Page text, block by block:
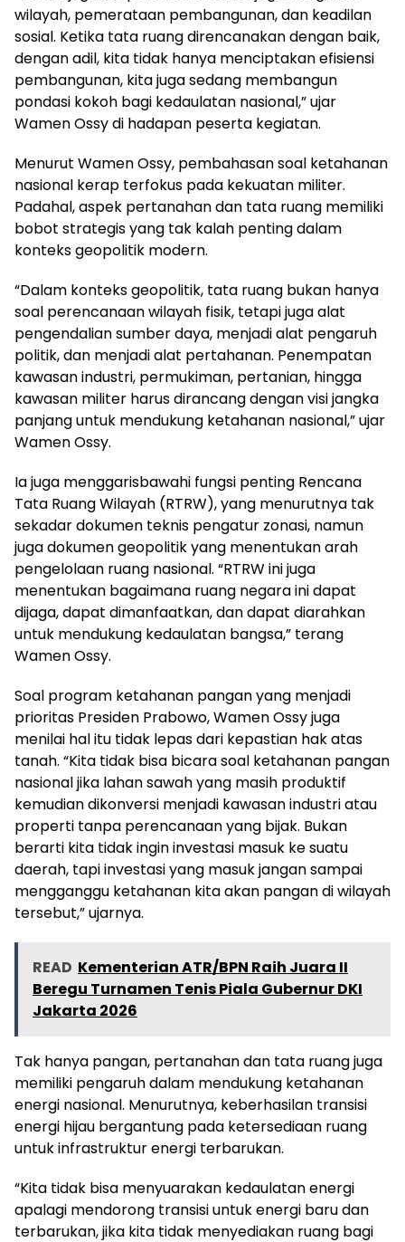
wilayah, pemerataan pembangunan, dan keadilan
sosial. Ketika tata ruang direncanakan dengan baik,
dengan adil, kita tidak hanya menciptakan efisiensi
pembangunan, kita juga sedang membangun
pondasi kokoh bagi kedaulatan nasional,” ujar
Wamen Ossy di hadapan peserta kegiatan.
Menurut Wamen Ossy, pembahasan soal ketahanan
nasional kerap terfokus pada kekuatan militer.
Padahal, aspek pertanahan dan tata ruang memiliki
bobot strategis yang tak kalah penting dalam
konteks geopolitik modern.
“Dalam konteks geopolitik, tata ruang bukan hanya
soal perencanaan wilayah fisik, tetapi juga alat
pengendalian sumber daya, menjadi alat pengaruh
politik, dan menjadi alat pertahanan. Penempatan
kawasan industri, permukiman, pertanian, hingga
kawasan militer harus dirancang dengan visi jangka
panjang untuk mendukung ketahanan nasional,” ujar
Wamen Ossy.
Ia juga menggarisbawahi fungsi penting Rencana
Tata Ruang Wilayah (RTRW), yang menurutnya tak
sekadar dokumen teknis pengatur zonasi, namun
juga dokumen geopolitik yang menentukan arah
pengelolaan ruang nasional. “RTRW ini juga
menentukan bagaimana ruang negara ini dapat
dijaga, dapat dimanfaatkan, dan dapat diarahkan
untuk mendukung kedaulatan bangsa,” terang
Wamen Ossy.
Soal program ketahanan pangan yang menjadi
prioritas Presiden Prabowo, Wamen Ossy juga
menilai hal itu tidak lepas dari kepastian hak atas
tanah. “Kita tidak bisa bicara soal ketahanan pangan
nasional jika lahan sawah yang masih produktif
kemudian dikonversi menjadi kawasan industri atau
properti tanpa perencanaan yang bijak. Bukan
berarti kita tidak ingin investasi masuk ke suatu
daerah, tapi investasi yang masuk jangan sampai
mengganggu ketahanan kita akan pangan di wilayah
tersebut,” ujarnya.
READ Kementerian ATR/BPN Raih Juara II
Beregu Turnamen Tenis Piala Gubernur DKI
Jakarta 2026
Tak hanya pangan, pertanahan dan tata ruang juga
memiliki pengaruh dalam mendukung ketahanan
energi nasional. Menurutnya, keberhasilan transisi
energi hijau bergantung pada ketersediaan ruang
untuk infrastruktur energi terbarukan.
“Kita tidak bisa menyuarakan kedaulatan energi
apalagi mendorong transisi untuk energi baru dan
terbarukan, jika kita tidak menyediakan ruang bagi